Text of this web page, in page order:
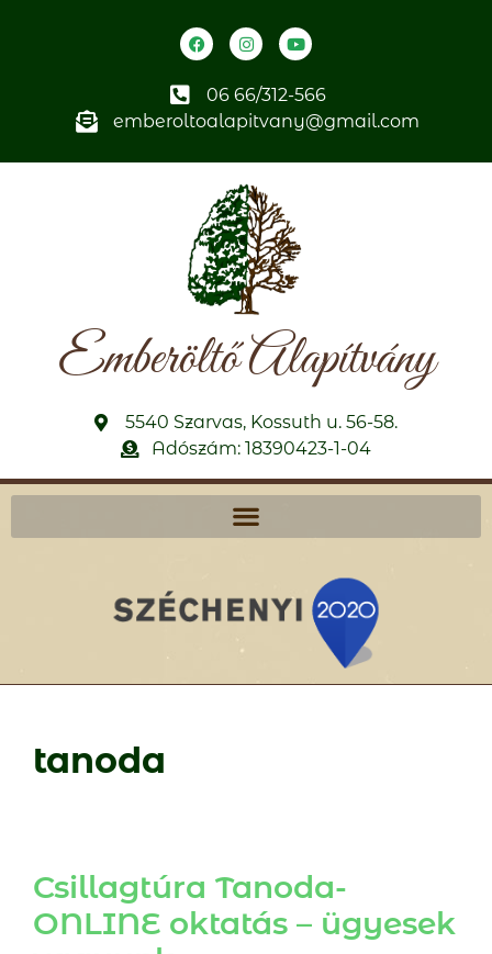
06 66/312-566
emberoltoalapitvany@gmail.com
Emberöltő Alapítvány
5540 Szarvas, Kossuth u. 56-58.
Adószám: 18390423-1-04
tanoda
Csillagtúra Tanoda-
ONLINE oktatás – ügyesek